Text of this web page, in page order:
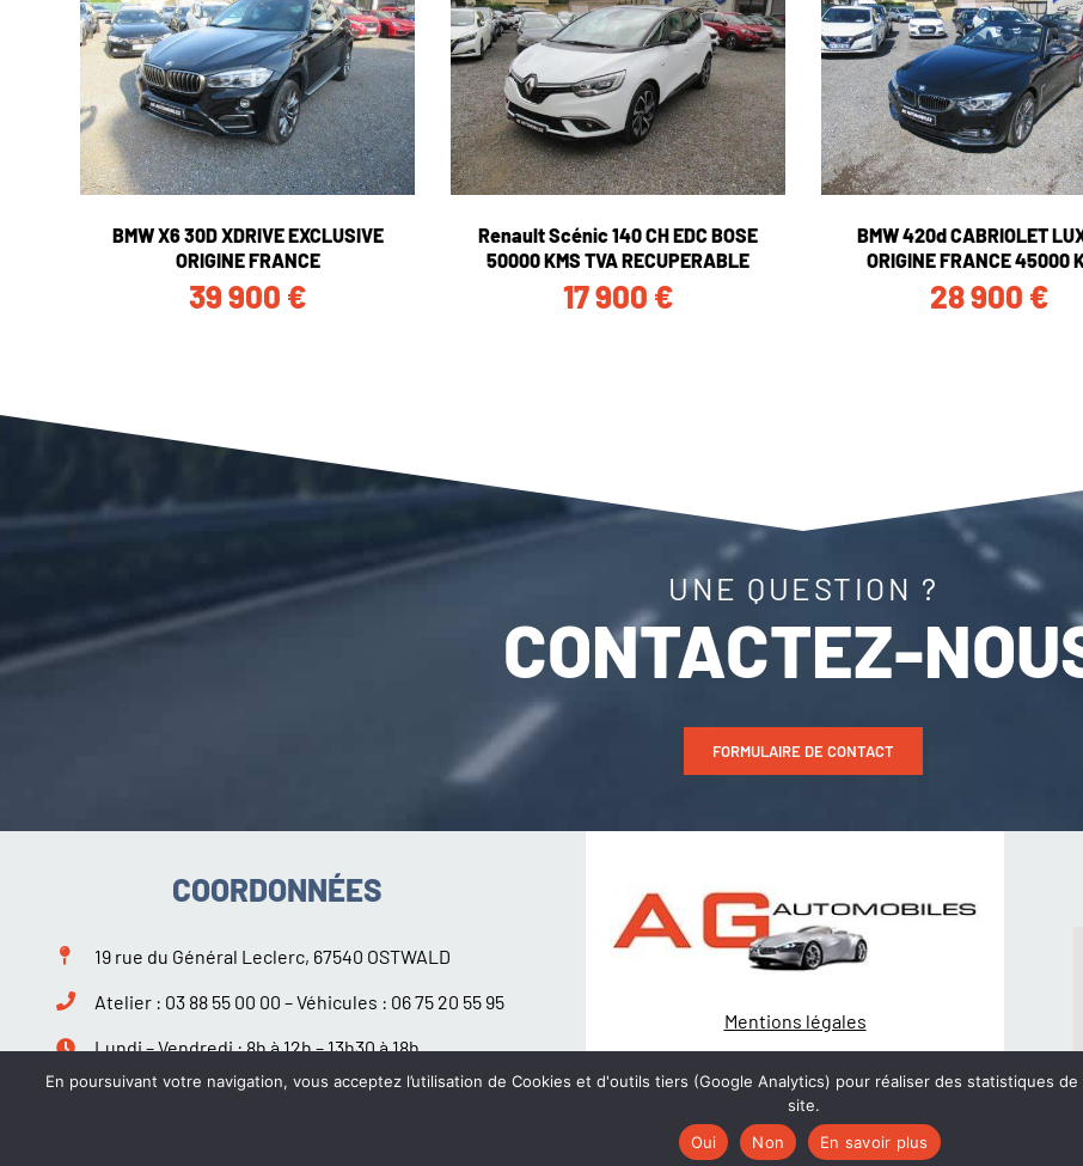
BMW X6 30D XDRIVE EXCLUSIVE
ORIGINE FRANCE
39 900 €
Renault Scénic 140 CH EDC BOSE
50000 KMS TVA RECUPERABLE
17 900 €
BMW 420d CABRIOLET
ORIGINE FRANCE 45000
28 900 €
UNE QUESTION ?
CONTACTEZ-
FORMULAIRE DE CONTACT
COORDONNÉES
19 rue du Général Leclerc, 67540 OSTWALD
Atelier : 03 88 55 00 00 – Véhicules : 06 75 20 55 95
Lundi – Vendredi : 8h à 12h – 13h30 à 18h
Samedi : 9h à 12h – 14h à 18h
Mentions légales
Politique de Confidentialité
© Création wiwacom
En poursuivant votre navigation, vous acceptez l’utilisation de Cookies et d'outils tiers (Google Analytics) pour réaliser des statistiques
site.
Oui
Non En savoir plus